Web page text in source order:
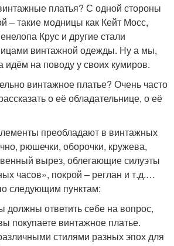
платья? С одной стороны
– такие модницы как Кейт Мосс,
Крус и другие стали
винтажной одежды. Ну а мы,
идём на поводу у своих кумиров.
винтажное платье? Очень часто
о её обладательнице, о её
преобладают в винтажных
рюшечки, оборочки, кружева,
вырез, облегающие силуэты
часов», покрой – реглан и т.д.…
следующим пунктам:
должны ответить себе на вопрос,
покупаете винтажное платье.
стилями разных эпох для